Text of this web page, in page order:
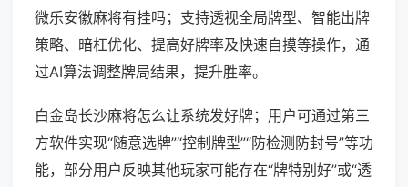
微乐安徽麻将有挂吗；支持透视全局牌型、智能出牌
策略、暗杠优化、提高好牌率及快速自摸等操作，通
过AI算法调整牌局结果，提升胜率。
白金岛长沙麻将怎么让系统发好牌；用户可通过第三
方软件实现“随意选牌”“控制牌型”“防检测防封号”等功
能，部分用户反映其他玩家可能存在“牌特别好”或“透